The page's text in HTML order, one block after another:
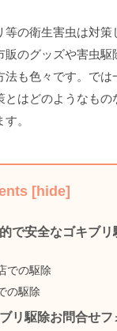
等の衛生害虫は対策
販のグッズや害虫駆
法も色々です。 では
とはどのようなもの
。
[hide]
で安全なゴキブリ
での駆除
の駆除
リ駆除お問合せフ